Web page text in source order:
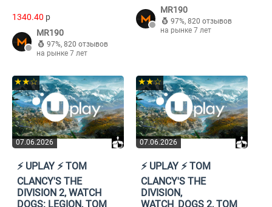
1340.40 p
MR190
97%, 820 отзывов
на рынке 7 лет
MR190
97%, 820 отзывов
на рынке 7 лет
07.06.2026
★★☆
⚡️ UPLAY ⚡️ TOM
CLANCY'S THE
DIVISION 2, WATCH
DOGS: LEGION, TOM
07.06.2026
★★☆
⚡️ UPLAY ⚡️ TOM
CLANCY'S THE
DIVISION,
WATCH_DOGS 2, TOM